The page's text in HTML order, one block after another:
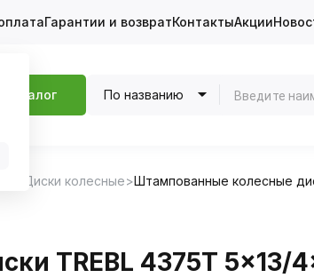
Гарантии и возвратКонтактыАкции
Каталог По названию
Диски колесные Штампованные колесные
TREBL 4375T 5x13/